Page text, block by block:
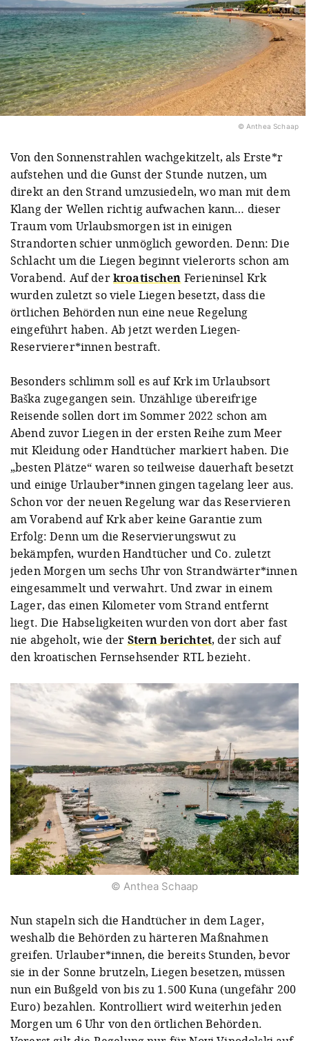
© Anthea Schaap
Von den Sonnenstrahlen wachgekitzelt, als Erste*r
aufstehen und die Gunst der Stunde nutzen, um
direkt an den Strand umzusiedeln, wo man mit dem
Klang der Wellen richtig aufwachen kann… dieser
Traum vom Urlaubsmorgen ist in einigen
Strandorten schier unmöglich geworden. Denn: Die
Schlacht um die Liegen beginnt vielerorts schon am
Vorabend. Auf derkroatischen Ferieninsel Krk
wurden zuletzt so viele Liegen besetzt, dass die
örtlichen Behörden nun eine neue Regelung
eingeführt haben. Ab jetzt werden Liegen-
Reservierer*innen bestraft.
Besonders schlimm soll es auf Krk im Urlaubsort
Baška zugegangen sein. Unzählige übereifrige
Reisende sollen dort im Sommer 2022 schon am
Abend zuvor Liegen in der ersten Reihe zum Meer
mit Kleidung oder Handtücher markiert haben. Die
„besten Plätze“ waren so teilweise dauerhaft besetzt
und einige Urlauber*innen gingen tagelang leer aus.
Schon vor der neuen Regelung war das Reservieren
am Vorabend auf Krk aber keine Garantie zum
Erfolg: Denn um die Reservierungswut zu
bekämpfen, wurden Handtücher und Co. zuletzt
jeden Morgen um sechs Uhr von Strandwärter*innen
eingesammelt und verwahrt. Und zwar in einem
Lager, das einen Kilometer vom Strand entfernt
liegt. Die Habseligkeiten wurden von dort aber fast
nie abgeholt, wie der Stern berichtet, der sich auf
den kroatischen Fernsehsender RTL bezieht.
© Anthea Schaap
Nun stapeln sich die Handtücher in dem Lager,
weshalb die Behörden zu härteren Maßnahmen
greifen. Urlauber*innen, die bereits Stunden, bevor
sie in der Sonne brutzeln, Liegen besetzen, müssen
nun ein Bußgeld von bis zu 1.500 Kuna (ungefähr 200
Euro) bezahlen. Kontrolliert wird weiterhin jeden
Morgen um 6 Uhr von den örtlichen Behörden.